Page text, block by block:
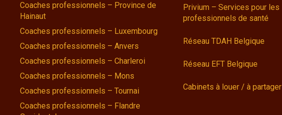
Coaches professionnels – Province de
Hainaut
Coaches professionnels – Luxembourg
Coaches professionnels – Anvers
Coaches professionnels – Charleroi
Coaches professionnels – Mons
Coaches professionnels – Tournai
Coaches professionnels – Flandre
Privium – Services pour les
professionnels de santé
Réseau TDAH Belgique
Réseau EFT Belgique
Cabinets à louer / à partager